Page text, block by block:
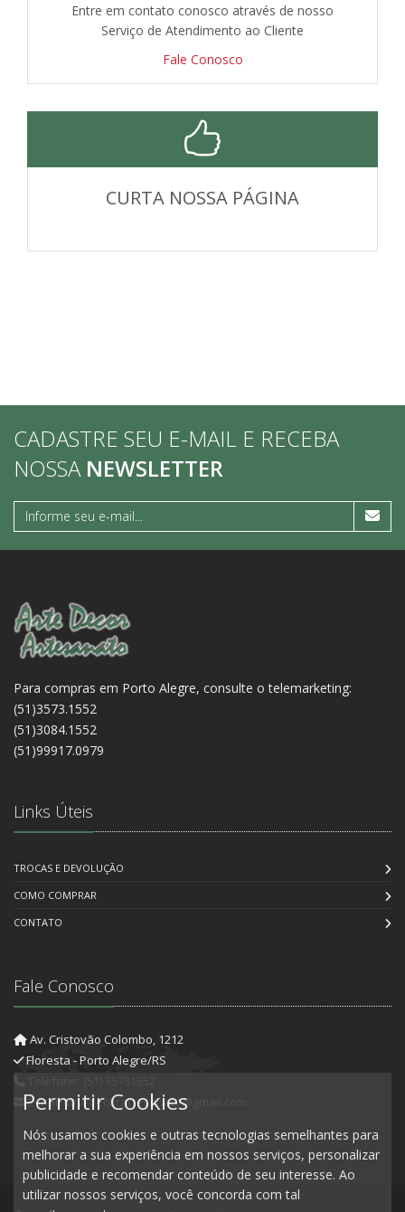
Entre em contato conosco através de nosso
Serviço de Atendimento ao Cliente
Fale Conosco
CURTA NOSSA PÁGINA
CADASTRE SEU E-MAIL E RECEBA
NOSSA NEWSLETTER
Para compras em Porto Alegre, consulte o telemarketing:
(51)3573.1552
(51)3084.1552
(51)99917.0979
Links Úteis
TROCAS E DEVOLUÇÃO
COMO COMPRAR
CONTATO
Fale Conosco
Av. Cristovão Colombo, 1212
Floresta - Porto Alegre/RS
E-mail: artedecorartesanato@gmail.com
Permitir Cookies
Nós usamos cookies e outras tecnologias semelhantes para
melhorar a sua experiência em nossos serviços, personalizar
publicidade e recomendar conteúdo de seu interesse. Ao
utilizar nossos serviços, você concorda com tal